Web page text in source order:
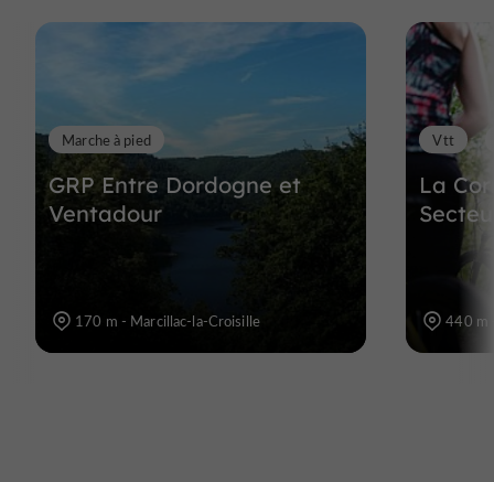
GRP Entre Dordogne et
Ventadour
Marche à pied
170 m - Marcillac-la-Croisille
La
Vtt
440 m